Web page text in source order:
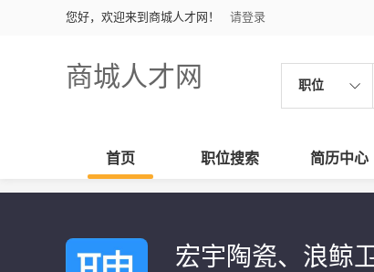
您好，欢迎来到商城人才网！ 请登录
商城人才网 职位
首页 职位搜索 简历中心
宏宇陶瓷、浪鲸